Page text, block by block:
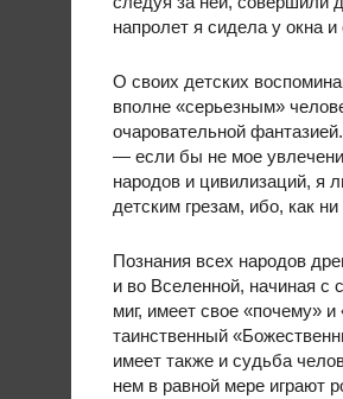
напролет я сидела у окна
О своих детских
вполне «серьезным»
очаровательной
— если бы не мое
народов и цивилизаций, я
детским грезам, ибо, как
Познания всех народов
и во Вселенной, начиная с
миг, имеет свое
таинственный
имеет также и судьба
нем в равной мере играют